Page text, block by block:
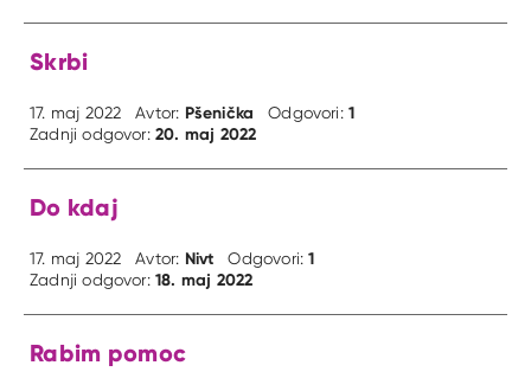
Skrbi
17. maj 2022 Avtor: Pšenička Odgovori:1
Zadnji odgovor:20. maj 2022
Do kdaj
17. maj 2022 Avtor: Nivt Odgovori:1
Zadnji odgovor:18. maj 2022
Rabim pomoc